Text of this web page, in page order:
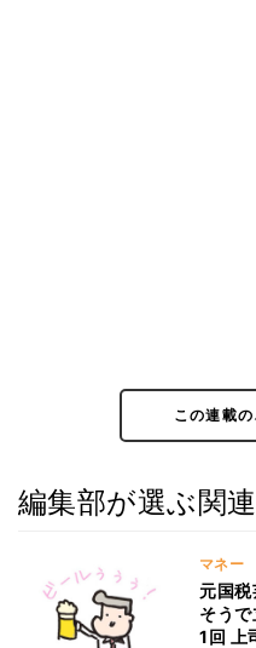
この連載
編集部が選ぶ関
マネー
元国
そう
1回 上